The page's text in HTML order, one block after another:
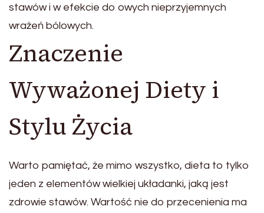
stawów i w efekcie do owych nieprzyjemnych
wrażeń bólowych.
Znaczenie
Wyważonej Diety i
Stylu Życia
Warto pamiętać, że mimo wszystko, dieta to tylko
jeden z elementów wielkiej układanki, jaką jest
zdrowie stawów. Wartość nie do przecenienia ma